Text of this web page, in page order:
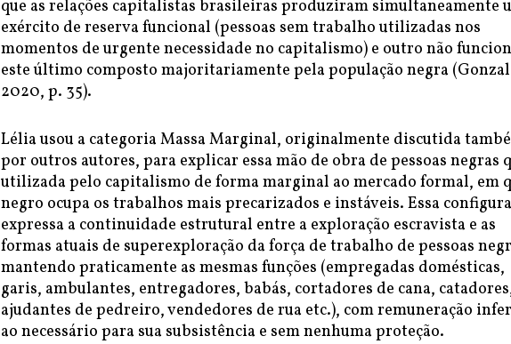
que as relações capitalistas brasileiras produziram simultaneamente
exército de reserva funcional (pessoas sem trabalho utilizadas nos
momentos de urgente necessidade no capitalismo) e outro não
este último composto majoritariamente pela população negra
2020, p. 35).
Lélia usou a categoria Massa Marginal, originalmente discutida
por outros autores, para explicar essa mão de obra de pessoas negras
utilizada pelo capitalismo de forma marginal ao mercado formal, em
negro ocupa os trabalhos mais precarizados e instáveis. Essa
expressa a continuidade estrutural entre a exploração escravista e as
formas atuais de superexploração da força de trabalho de pessoas
mantendo praticamente as mesmas funções (empregadas domésticas,
garis, ambulantes, entregadores, babás, cortadores de cana,
ajudantes de pedreiro, vendedores de rua etc.), com remuneração
ao necessário para sua subsistência e sem nenhuma proteção.